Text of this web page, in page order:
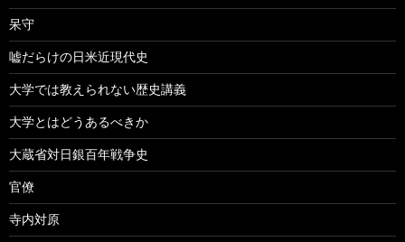
呆守
嘘だらけの日米近現代史
大学では教えられない歴史講義
大学とはどうあるべきか
大蔵省対日銀百年戦争史
官僚
寺内対原